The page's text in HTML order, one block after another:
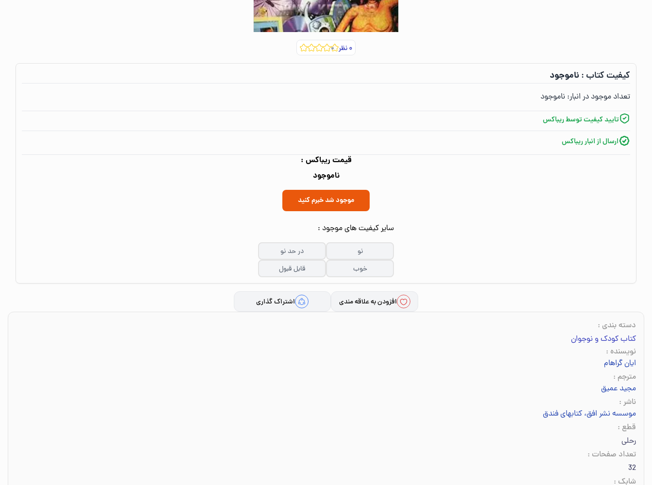
۰نظر
کیفیت کتاب :‌ ناموجود
تعداد موجود در انبار:‌ ناموجود
تایید کیفیت توسط ریباکس
ارسال از انبار ریباکس
قیمت ریباکس :
ناموجود
موجود شد خبرم کنید
سایر کیفیت های موجود :
نو
در حد نو
خوب
قابل قبول
افزودن به علاقه مندی اشتراک گذاری
دسته بندی :
کتاب کودک و نوجوان
نویسنده :
ایان گراهام
مترجم :
مجید عمیق
ناشر :
موسسه نشر افق، کتابهای فندق
قطع :
رحلی
تعداد صفحات :
32
شابک :